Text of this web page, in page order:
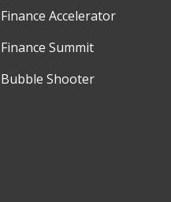
Finance Accelerator
Finance Summit
Bubble Shooter